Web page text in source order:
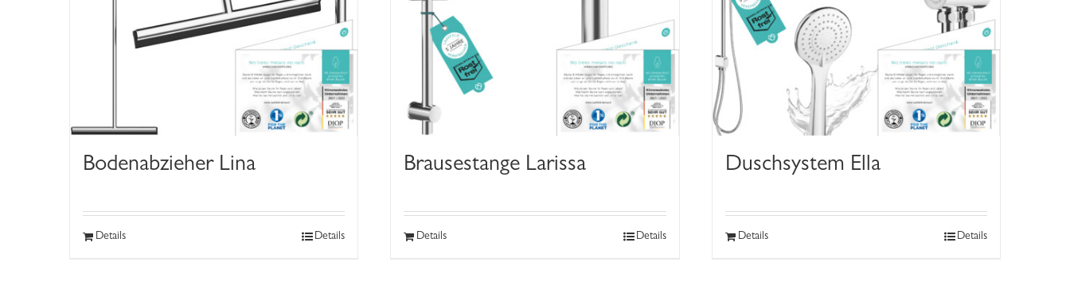
Bodenabzieher Lina
Details Details
Brausestange Larissa
Details Details
Duschsystem Ella
Details Details